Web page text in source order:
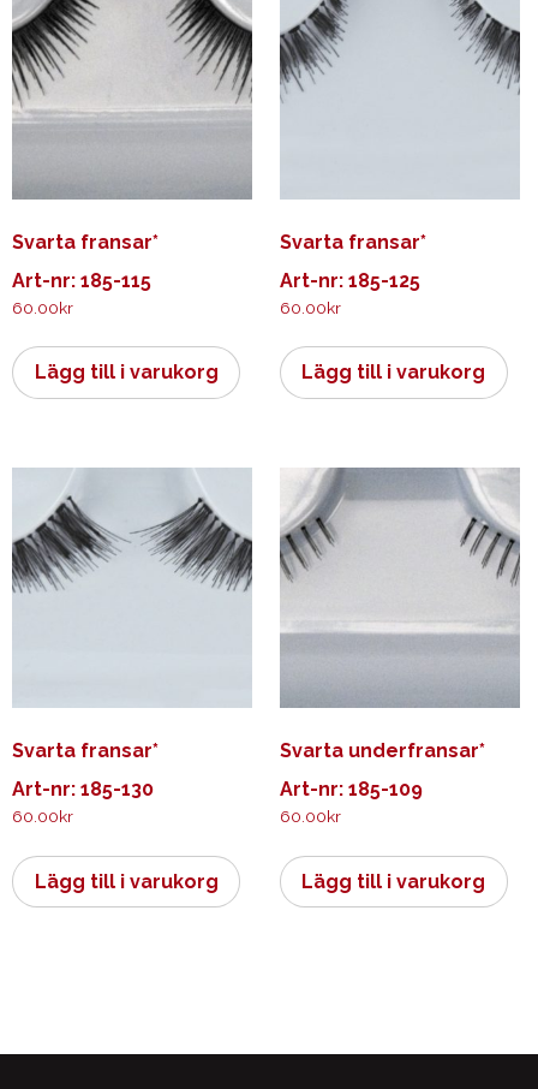
Svarta fransar*
Art-nr: 185-115
60.00kr
Lägg till i varukorg
Svarta fransar*
Art-nr: 185-125
60.00kr
Lägg till i varukorg
Svarta fransar*
Art-nr: 185-130
60.00kr
Lägg till i varukorg
Svarta underfransar*
Art-nr: 185-109
60.00kr
Lägg till i varukorg